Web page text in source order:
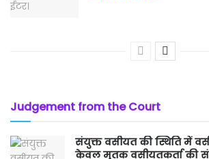
Judgement from the Court
संयुक्त वसीयत की स्थिति में
केवल मृतक वसीयतकर्ता की